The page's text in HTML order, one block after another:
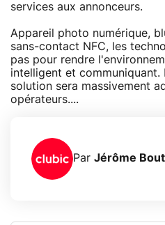
services aux annonceurs.
Appareil photo numérique,
sans-contact NFC, les
pas pour rendre
intelligent et communiquant.
solution sera massivement
opérateurs....
Par Jérôme